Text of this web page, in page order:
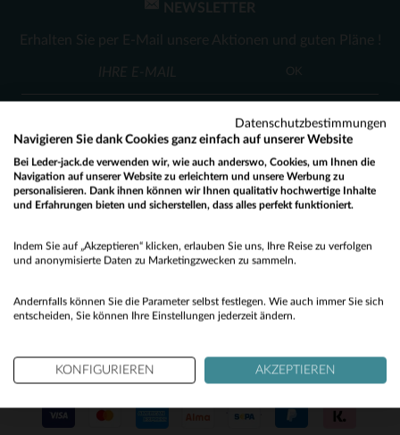
VERFÜGBARE GRÖSSEN
46 48
VERFÜGBARE GRÖSSEN
NEWSLETTER
Erhalten Sie per E-Mail unsere Aktionen und guten Pläne !
OK
KUNDENSERVICE
per E-Mailcontact@leder-jack.de
UNSERE VERTRAUENSWÜRDIGEN PARTNER
No
Datenschutzbestimmungen
Navigieren Sie dank Cookies ganz einfach auf unserer Website
Bei Leder-jack.de verwenden wir, wie auch anderswo, Cookies, um Ihnen die
Navigation auf unserer Website zu erleichtern und unsere Werbung zu
personalisieren. Dank ihnen können wir Ihnen qualitativ hochwertige Inhalte
und Erfahrungen bieten und sicherstellen, dass alles perfekt funktioniert.
Indem Sie auf „Akzeptieren“ klicken, erlauben Sie uns, Ihre Reise zu verfolgen
und anonymisierte Daten zu Marketingzwecken zu sammeln.
Andernfalls können Sie die Parameter selbst festlegen. Wie auch immer Sie sich
entscheiden, Sie können Ihre Einstellungen jederzeit ändern.
KONFIGURIEREN AKZEPTIEREN